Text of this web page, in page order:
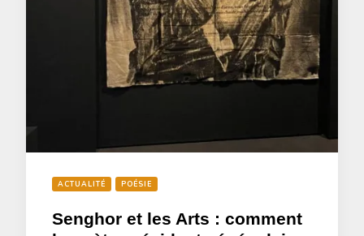
ACTUALITÉ POÉSIE
Senghor et les Arts : comment